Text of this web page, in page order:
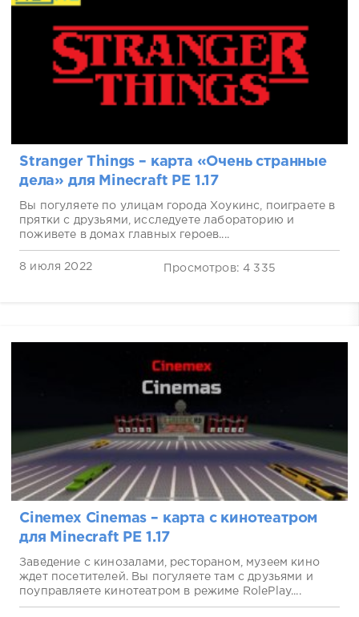
Stranger Things – карта «Очень странные
дела» для Minecraft PE 1.17
Вы погуляете по улицам города Хоукинс, поиграете в
прятки с друзьями, исследуете лабораторию и
поживете в домах главных героев....
8 июля 2022 Просмотров: 4 335
Cinemex Cinemas – карта с кинотеатром
для Minecraft PE 1.17
Заведение с кинозалами, рестораном, музеем кино
ждет посетителей. Вы погуляете там с друзьями и
поуправляете кинотеатром в режиме RolePlay....